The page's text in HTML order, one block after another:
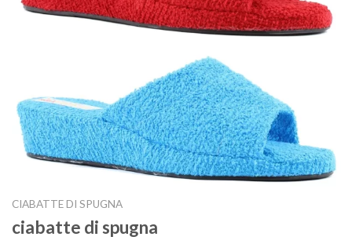
CIABATTE DI SPUGNA
ciabatte di spugna